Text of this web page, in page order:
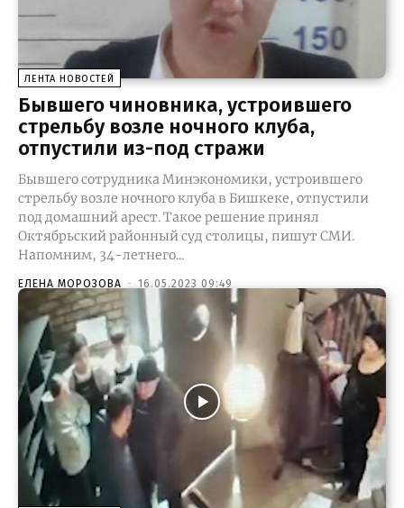
ЛЕНТА НОВОСТЕЙ
Бывшего чиновника, устроившего
стрельбу возле ночного клуба,
отпустили из-под стражи
Бывшего сотрудника Минэкономики, устроившего
стрельбу возле ночного клуба в Бишкеке, отпустили
под домашний арест. Такое решение принял
Октябрьский районный суд столицы, пишут СМИ.
Напомним, 34-летнего...
ЕЛЕНА МОРОЗОВА - 16.05.2023 09:49